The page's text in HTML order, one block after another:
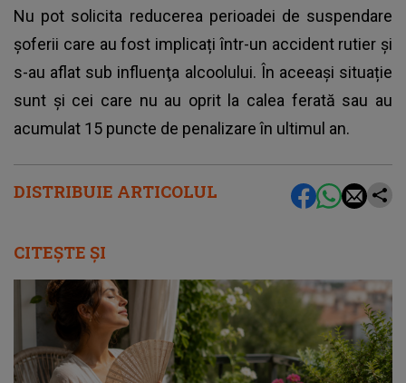
DISTRIBUIE ARTICOLUL
Nu pot solicita reducerea perioadei de suspendare
șoferii care au fost implicați într-un accident rutier şi
s-au aflat sub influenţa alcoolului. În aceeași situație
sunt și cei care nu au oprit la calea ferată sau au
acumulat 15 puncte de penalizare în ultimul an.
CITEȘTE ȘI